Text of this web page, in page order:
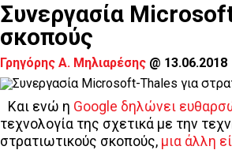
Συνεργασία
σκοπούς
Γρηγόρης Α. Μηλιαρέσης @ 13.06.2018
Και ενώ η Google δηλώνει
τεχνολογία της σχετικά με την
στρατιωτικούς σκοπούς, μια άλλη